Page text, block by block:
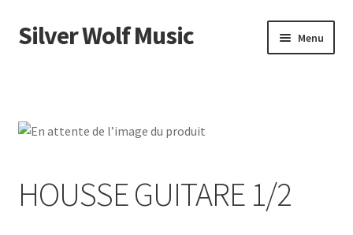
Aller
à
Aller
au
Silver Wolf Music Menu
Mon compte
HOUSSE GUITARE 1/2